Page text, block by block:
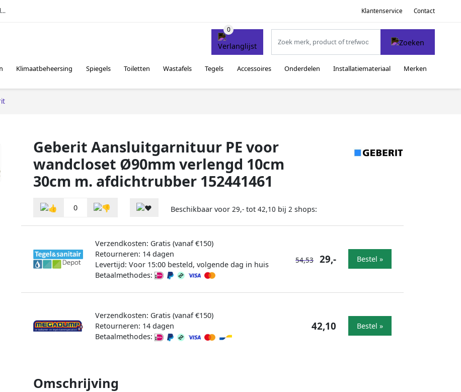
Klantenservice Contact
Klimaatbeheersing Spiegels Toiletten Wastafels Tegels Accessoires Onderdelen Installatiemateriaal Merken
Geberit Aansluitgarnituur PE voor
wandcloset Ø90mm verlengd 10cm
30cm m. afdichtrubber 152441461
0 Beschikbaar voor 29,- tot 42,10 bij 2 shops:
Verzendkosten: Gratis (vanaf €150)
Retourneren: 14 dagen
Levertijd: Voor 15:00 besteld, volgende dag in huis
Betaalmethodes:
54,53 29,- Bestel »
Verzendkosten: Gratis (vanaf €150)
Retourneren: 14 dagen
Betaalmethodes:
42,10 Bestel »
Omschrijving